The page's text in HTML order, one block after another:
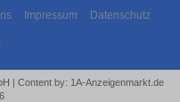
Impressum Datenschutz
| Content by: 1A-Anzeigenmarkt.de